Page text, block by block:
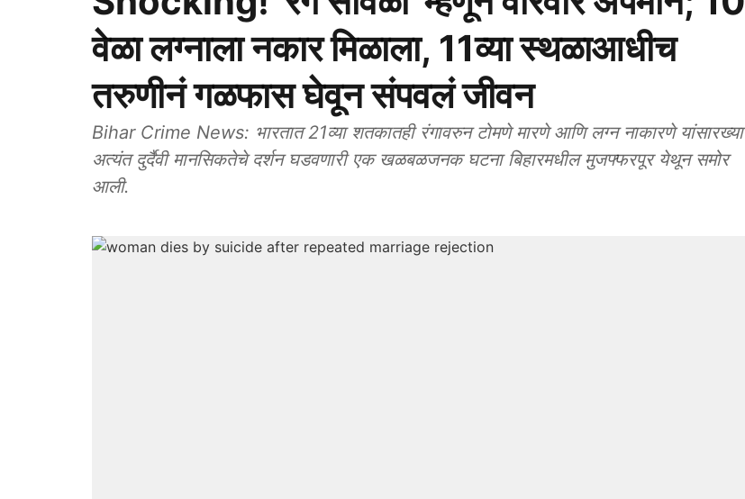
वेळा लग्नाला नकार मिळाला, 11व्या स्थळाआधीच
तरुणीनं गळफास घेवून संपवलं जीवन
Bihar Crime News: भारतात 21व्या शतकातही रंगावरुन टोमणे मारणे आणि लग्न नाकारणे यांसारख्या
अत्यंत दुर्दैवी मानसिकतेचे दर्शन घडवणारी एक खळबळजनक घटना बिहारमधील मुजफ्फरपूर येथून समोर
आली.